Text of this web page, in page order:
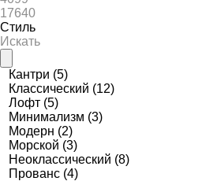
Стиль
Кантри (5)
Классический (12)
Лофт (5)
Минимализм (3)
Модерн (2)
Морской (3)
Неоклассический (8)
Прованс (4)